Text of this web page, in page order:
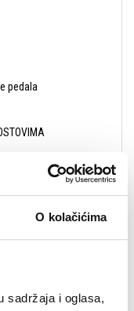
O kolačićima
sadržaja i oglasa,
pedala